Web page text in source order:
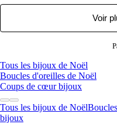
Voir
Tous les bijoux de Noël
Boucles d'oreilles de Noël
Coups de cœur bijoux
Tous les bijoux de Noël
bijoux